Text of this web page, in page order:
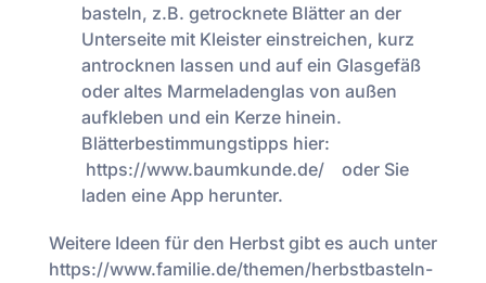
basteln, z.B. getrocknete Blätter an der
Unterseite mit Kleister einstreichen, kurz
antrocknen lassen und auf ein Glasgefäß
oder altes Marmeladenglas von außen
aufkleben und ein Kerze hinein.
Blätterbestimmungstipps hier:
https://www.baumkunde.de/ oder Sie
laden eine App herunter.
Weitere Ideen für den Herbst gibt es auch unter
https://www.familie.de/themen/herbstbasteln-